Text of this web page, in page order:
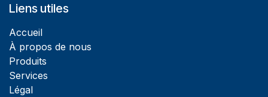
Liens utiles
Accueil
À propos de nous
Produits
Services
Légal